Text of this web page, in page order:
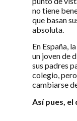
no tiene
que basan
absoluta.
En España,
un joven de
sus padres
colegio,
cambiarse
Así pues,